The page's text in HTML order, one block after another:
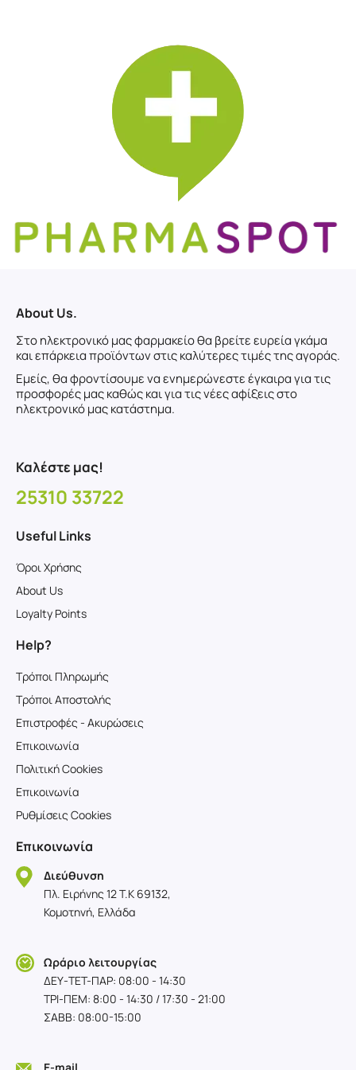
About Us.
Στο ηλεκτρονικό μας φαρμακείο θα βρείτε ευρεία γκάμα
και επάρκεια προϊόντων στις καλύτερες τιμές της αγοράς.
Εμείς, θα φροντίσουμε να ενημερώνεστε έγκαιρα για τις
προσφορές μας καθώς και για τις νέες αφίξεις στο
ηλεκτρονικό μας κατάστημα.
Καλέστε μας!
25310 33722
Useful Links
Όροι Χρήσης
About Us
Loyalty Points
Help?
Τρόποι Πληρωμής
Τρόποι Αποστολής
Επιστροφές - Ακυρώσεις
Επικοινωνία
Πολιτική Cookies
Επικοινωνία
Ρυθμίσεις Cookies
Επικοινωνία
Διεύθυνση
Πλ. Ειρήνης 12 T.K 69132,
Κομοτηνή, Ελλάδα
Ωράριο λειτουργίας
ΔΕΥ-TET-ΠΑΡ: 08:00 - 14:30
ΤΡΙ-ΠΕΜ: 8:00 - 14:30 / 17:30 - 21:00
ΣΑΒΒ: 08:00-15:00